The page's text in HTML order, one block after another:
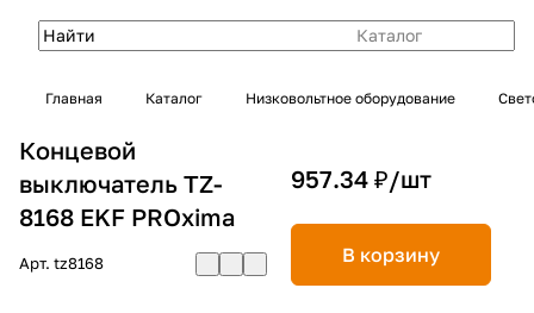
Каталог
Главная Каталог Низковольтное оборудование
Концевой
выключатель TZ-
8168 EKF PROxima
Арт. tz8168
957.34 ₽/шт
В корзину